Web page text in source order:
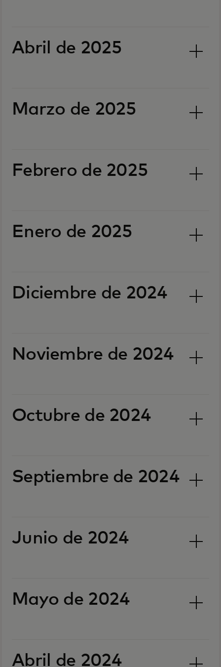
Abril de 2025
Marzo de 2025
Febrero de 2025
Enero de 2025
Diciembre de 2024
Noviembre de 2024
Octubre de 2024
Septiembre de 2024
Junio de 2024
Mayo de 2024
Abril de 2024